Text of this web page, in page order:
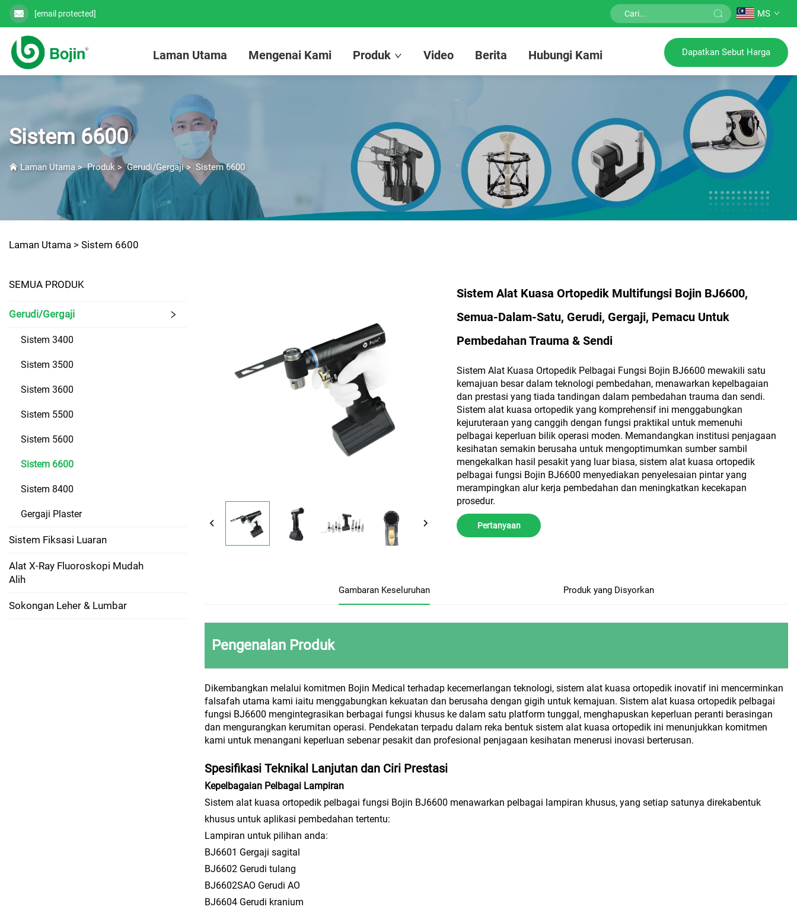
[email protected] MS
Laman Utama Mengenai Kami Produk Video Berita Hubungi Kami Dapatkan Sebut Harga
Sistem 6600
Laman Utama>Produk >Gerudi/Gergaji> Sistem 6600
Laman Utama > Sistem 6600
SEMUA PRODUK
Gerudi/Gergaji
Sistem 3400
Sistem 3500
Sistem 3600
Sistem 5500
Sistem 5600
Sistem 6600
Sistem 8400
Gergaji Plaster
Sistem Fiksasi Luaran
Alat X-Ray Fluoroskopi Mudah
Alih
Sokongan Leher & Lumbar
Sistem Alat Kuasa Ortopedik Multifungsi Bojin BJ6600,
Semua-Dalam-Satu, Gerudi, Gergaji, Pemacu Untuk
Pembedahan Trauma & Sendi
Sistem Alat Kuasa Ortopedik Pelbagai Fungsi Bojin BJ6600 mewakili satu
kemajuan besar dalam teknologi pembedahan, menawarkan kepelbagaian
dan prestasi yang tiada tandingan dalam pembedahan trauma dan sendi.
Sistem alat kuasa ortopedik yang komprehensif ini menggabungkan
kejuruteraan yang canggih dengan fungsi praktikal untuk memenuhi
pelbagai keperluan bilik operasi moden. Memandangkan institusi penjagaan
kesihatan semakin berusaha untuk mengoptimumkan sumber sambil
mengekalkan hasil pesakit yang luar biasa, sistem alat kuasa ortopedik
pelbagai fungsi Bojin BJ6600 menyediakan penyelesaian pintar yang
merampingkan alur kerja pembedahan dan meningkatkan kecekapan
prosedur.
Pertanyaan
Gambaran Keseluruhan Produk yang Disyorkan
Pengenalan Produk
Dikembangkan melalui komitmen Bojin Medical terhadap kecemerlangan teknologi, sistem alat kuasa ortopedik inovatif ini mencerminkan
falsafah utama kami iaitu menggabungkan kekuatan dan berusaha dengan gigih untuk kemajuan. Sistem alat kuasa ortopedik pelbagai
fungsi BJ6600 mengintegrasikan berbagai fungsi khusus ke dalam satu platform tunggal, menghapuskan keperluan peranti berasingan
dan mengurangkan kerumitan operasi. Pendekatan terpadu dalam reka bentuk sistem alat kuasa ortopedik ini menunjukkan komitmen
kami untuk menangani keperluan sebenar pesakit dan profesional penjagaan kesihatan menerusi inovasi berterusan.
Spesifikasi Teknikal Lanjutan dan Ciri Prestasi
Kepelbagaian Pelbagai Lampiran
Sistem alat kuasa ortopedik pelbagai fungsi Bojin BJ6600 menawarkan pelbagai lampiran khusus, yang setiap satunya direkabentuk
khusus untuk aplikasi pembedahan tertentu:
Lampiran untuk pilihan anda:
BJ6601 Gergaji sagital
BJ6602 Gerudi tulang
BJ6602SAO Gerudi AO
BJ6604 Gerudi kranium